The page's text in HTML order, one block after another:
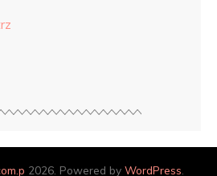
2026. Powered by WordPress